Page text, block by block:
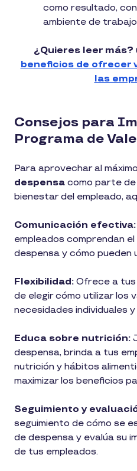
como resultado,
ambiente de
¿Quieres leer más?
beneficios de ofrecer
las
Consejos para
Programa de
Para aprovechar al
despensa como parte
bienestar del empleado,
Comunicación efectiva:
empleados comprendan
despensa y cómo pueden
Flexibilidad: Ofrece a tus
de elegir cómo utilizar los
necesidades individuales
Educa sobre nutrición:
despensa, brinda a tus
nutrición y hábitos
maximizar los beneficios
Seguimiento y
seguimiento de cómo se
de despensa y evalúa su
de tus empleados.